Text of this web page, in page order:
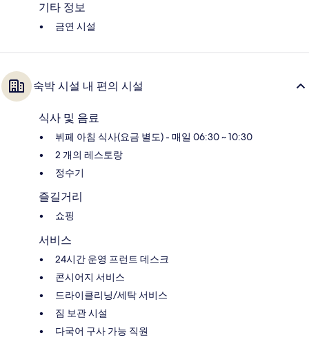
기타 정보
금연 시설
숙박 시설 내 편의 시설
식사 및 음료
뷔페 아침 식사(요금 별도) - 매일 06:30 ~ 10:30
2 개의 레스토랑
정수기
즐길거리
쇼핑
서비스
24시간 운영 프런트 데스크
콘시어지 서비스
드라이클리닝/세탁 서비스
짐 보관 시설
다국어 구사 가능 직원